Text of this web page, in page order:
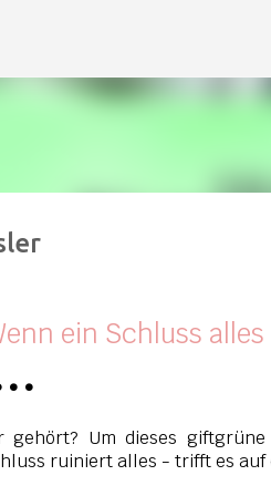
ein Schluss
• •
Um dieses
ruiniert alles - trifft es auf